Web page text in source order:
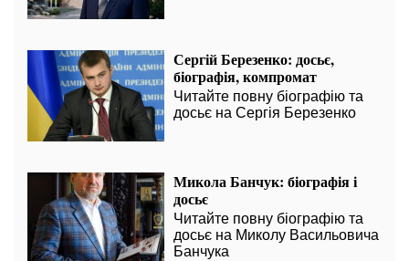
Сергій Березенко: досьє,
біографія, компромат
Читайте повну біографію та
досьє на Сергія Березенко
Микола Банчук: біографія і
досьє
Читайте повну біографію та
досьє на Миколу Васильовича
Банчука